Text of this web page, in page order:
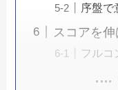
序盤で
スコアを
フルコ